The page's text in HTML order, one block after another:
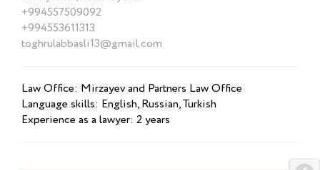
+994557509092
+994553611313
toghrulabbasli13@gmail.com
Law Office: Mirzayev and Partners Law Office
Language skills: English, Russian, Turkish
Experience as a lawyer: 2 years